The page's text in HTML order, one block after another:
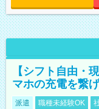
【シフト自由・
マホの充電を繋
派遣 職種未経験OK